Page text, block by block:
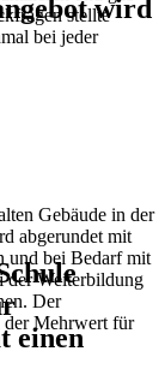
stellte
bei jeder
wird
Gebäude in der
abgerundet mit
und bei Bedarf mit
der Weiterbildung
Der
Mehrwert für
einen